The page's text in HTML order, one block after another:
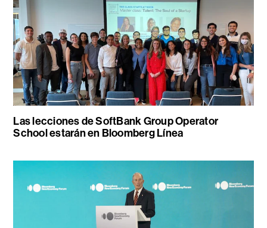
Las lecciones de SoftBank Group Operator
School estarán en Bloomberg Línea